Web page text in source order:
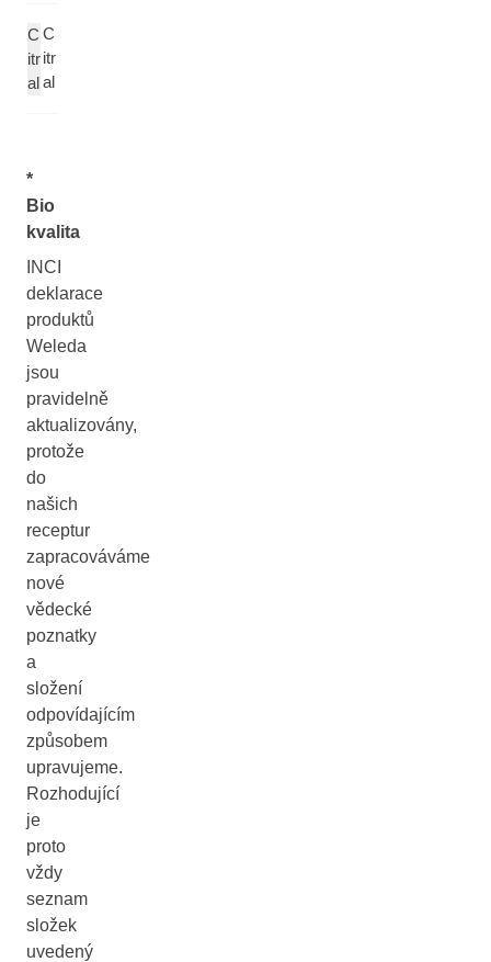
C
itr
al
C
itr
al
*
Bio
kvalita
INCI
deklarace
produktů
Weleda
jsou
pravidelně
aktualizovány,
protože
do
našich
receptur
zapracováváme
nové
vědecké
poznatky
a
složení
odpovídajícím
způsobem
upravujeme.
Rozhodující
je
proto
vždy
seznam
složek
uvedený